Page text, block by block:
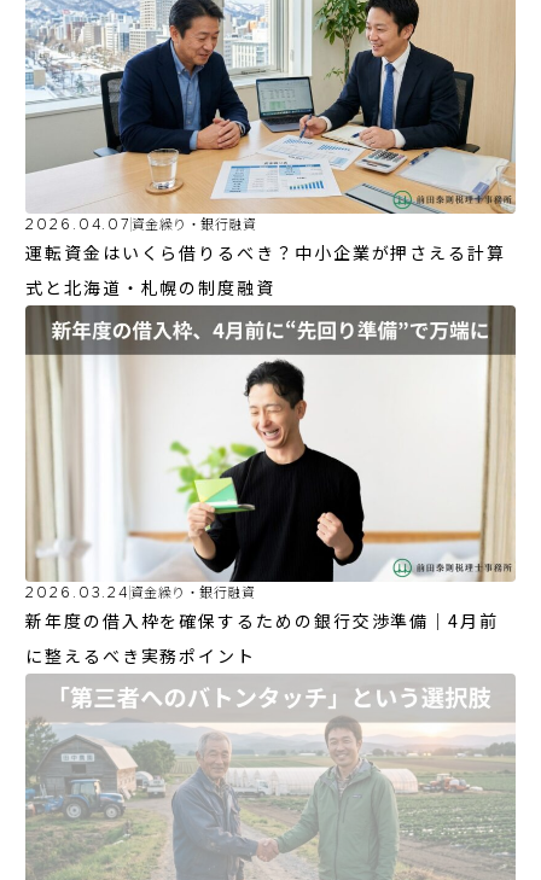
2026.04.07 資金繰り・銀行融資
運転資金はいくら借りるべき？中小企業が押さえる計算
式と北海道・札幌の制度融資
2026.03.24 資金繰り・銀行融資
新年度の借入枠を確保するための銀行交渉準備｜4月前
に整えるべき実務ポイント